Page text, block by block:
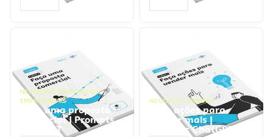
NEGÓCIOS, PROCESSOS
EMPRESARIAIS
Faça uma proposta
comercial | Prompts
ChatGPT
NEGÓCIOS, VENDAS
Faça ações para
vender mais |
Prompts ChatGPT